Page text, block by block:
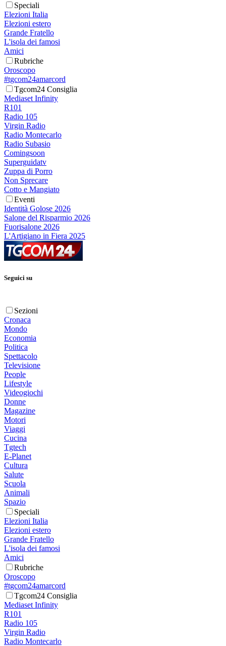
Speciali
Elezioni Italia
Elezioni estero
Grande Fratello
L'isola dei famosi
Amici
Rubriche
Oroscopo
#tgcom24amarcord
Tgcom24 Consiglia
Mediaset Infinity
R101
Radio 105
Virgin Radio
Radio Montecarlo
Radio Subasio
Comingsoon
Superguidatv
Zuppa di Porro
Non Sprecare
Cotto e Mangiato
Eventi
Identità Golose 2026
Salone del Risparmio 2026
Fuorisalone 2026
L'Artigiano in Fiera 2025
Seguici su
Sezioni
Cronaca
Mondo
Economia
Politica
Spettacolo
Televisione
People
Lifestyle
Videogiochi
Donne
Magazine
Motori
Viaggi
Cucina
Tgtech
E-Planet
Cultura
Salute
Scuola
Animali
Spazio
Speciali
Elezioni Italia
Elezioni estero
Grande Fratello
L'isola dei famosi
Amici
Rubriche
Oroscopo
#tgcom24amarcord
Tgcom24 Consiglia
Mediaset Infinity
R101
Radio 105
Virgin Radio
Radio Montecarlo